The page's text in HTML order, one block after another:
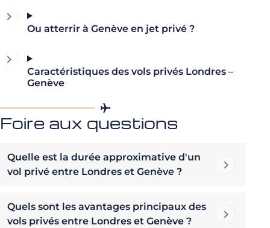
Ou atterrir à Genève en jet privé ?
Caractéristiques des vols privés Londres –
Genève
Foire aux questions
Quelle est la durée approximative d'un
vol privé entre Londres et Genève ?
Quels sont les avantages principaux des
vols privés entre Londres et Genève ?